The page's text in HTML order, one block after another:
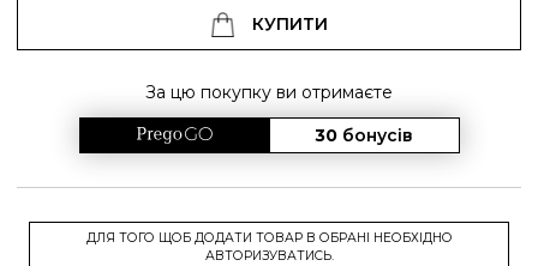
КУПИТИ
За цю покупку ви отримаєте
30 бонусів
ДЛЯ ТОГО ЩОБ ДОДАТИ ТОВАР В ОБРАНІ НЕОБХІДНО
АВТОРИЗУВАТИСЬ.